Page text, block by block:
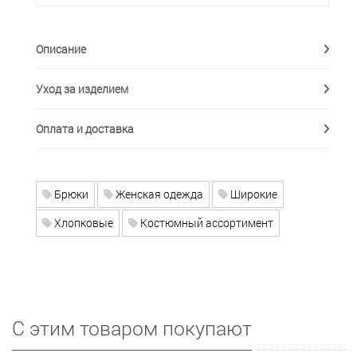
Описание
Уход за изделием
Оплата и доставка
Брюки Женская одежда
Широкие
Хлопковые
Костюмный ассортимент
С этим товаром покупают